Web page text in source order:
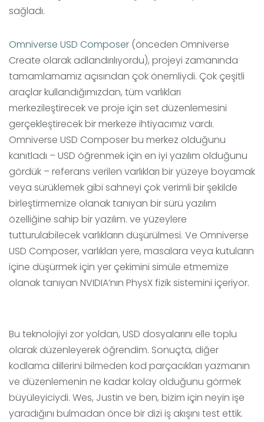
sağladı.
Omniverse USD Composer (önceden Omniverse
Create olarak adlandırılıyordu), projeyi zamanında
tamamlamamız açısından çok önemliydi. Çok çeşitli
araçlar kullandığımızdan, tüm varlıkları
merkezileştirecek ve proje için set düzenlemesini
gerçekleştirecek bir merkeze ihtiyacımız vardı.
Omniverse USD Composer bu merkez olduğunu
kanıtladı – USD öğrenmek için en iyi yazılım olduğunu
gördük – referans verilen varlıkları bir yüzeye boyamak
veya sürüklemek gibi sahneyi çok verimli bir şekilde
birleştirmemize olanak tanıyan bir sürü yazılım
özelliğine sahip bir yazılım. ve yüzeylere
tutturulabilecek varlıkların düşürülmesi. Ve Omniverse
USD Composer, varlıkları yere, masalara veya kutuların
içine düşürmek için yer çekimini simüle etmemize
olanak tanıyan NVIDIA’nın PhysX fizik sistemini içeriyor.
Bu teknolojiyi zor yoldan, USD dosyalarını elle toplu
olarak düzenleyerek öğrendim. Sonuçta, diğer
kodlama dillerini bilmeden kod parçacıkları yazmanın
ve düzenlemenin ne kadar kolay olduğunu görmek
büyüleyiciydi. Wes, Justin ve ben, bizim için neyin işe
yaradığını bulmadan önce bir dizi iş akışını test ettik.